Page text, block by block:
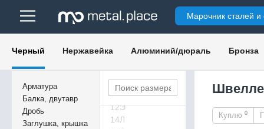
Марочник сталей и
Черный Нержавейка Алюминий/дюраль Бронза
Арматура
Балка, двутавр
Дробь
Заглушка, крышка
5Э
6,5Э
8Э
10Э
12Л
12Э
14Л
Куплю 0